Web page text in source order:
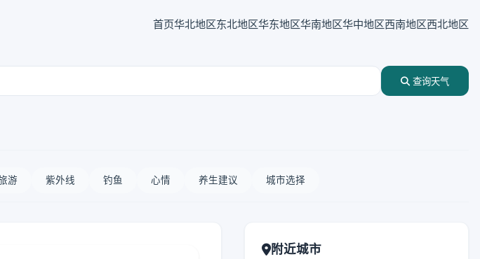
首页华北地区东北地区华东地区华南地区华中地区西南地区西北地区
查询天气
游 紫外线 钓鱼 心情 养生建议 城市选择
附近城市